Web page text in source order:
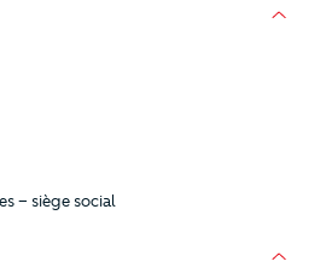
– siège social